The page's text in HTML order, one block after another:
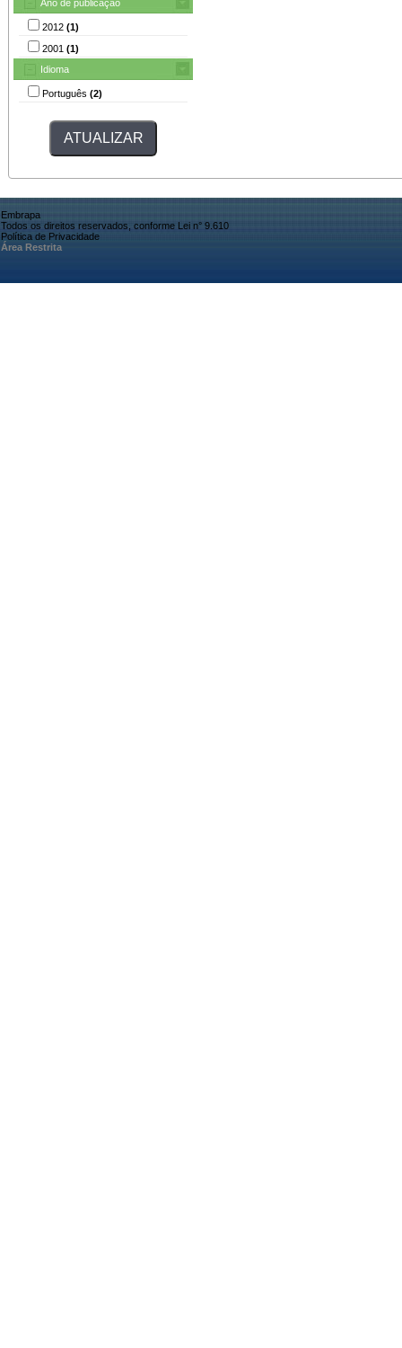
Ano de publicação
2012 (1)
2001 (1)
Idioma
Português (2)
Embrapa
Todos os direitos reservados, conforme Lei n° 9.610
Política de Privacidade
Área Restrita